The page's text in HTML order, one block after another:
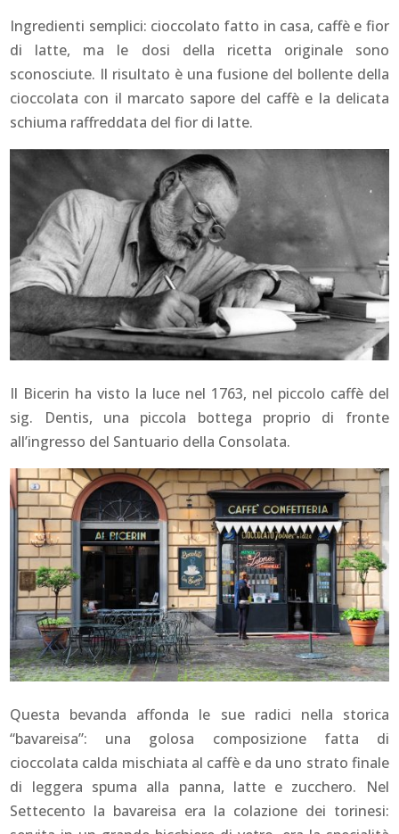
Ingredienti semplici: cioccolato fatto in casa, caffè e fior
di latte, ma le dosi della ricetta originale sono
sconosciute. Il risultato è una fusione del bollente della
cioccolata con il marcato sapore del caffè e la delicata
schiuma raffreddata del fior di latte.
Il Bicerin ha visto la luce nel 1763, nel piccolo caffè del
sig. Dentis, una piccola bottega proprio di fronte
all’ingresso del Santuario della Consolata.
Questa bevanda affonda le sue radici nella storica
“bavareisa”: una golosa composizione fatta di
cioccolata calda mischiata al caffè e da uno strato finale
di leggera spuma alla panna, latte e zucchero. Nel
Settecento la bavareisa era la colazione dei torinesi: